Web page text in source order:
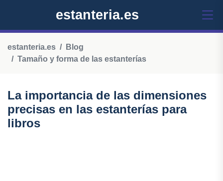
estanteria.es
estanteria.es
Blog
Tamaño y forma de las estanterías
La importancia de las dimensiones
precisas en las estanterías para
libros